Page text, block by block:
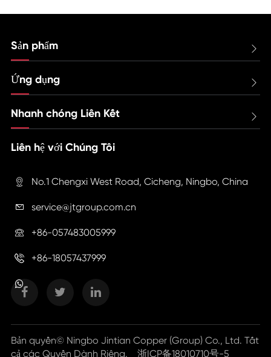
Sản phẩm 
Ứng dụng 
Nhanh chóng Liên Kết 
Liên hệ với Chúng Tôi
 No.1 Chengxi West Road, Cicheng, Ningbo, China
 service@jtgroup.com.cn
 +86-057483005999
 +86-18057437999
Bản quyền© Ningbo Jintian Copper (Group) Co., Ltd. Tất
cả các Quyền Dành Riêng. 浙ICP备18010710号-5